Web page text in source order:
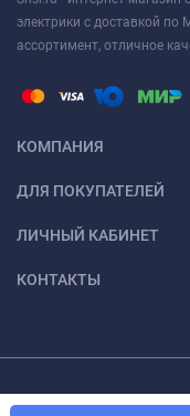
электрики с доставкой
ассортимент, отличное
КОМПАНИЯ
ДЛЯ ПОКУПАТЕЛЕЙ
ЛИЧНЫЙ КАБИНЕТ
КОНТАКТЫ